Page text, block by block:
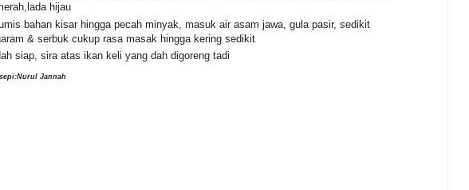
hijau
bahan kisar hingga pecah minyak, masuk air asam jawa, gula pasir, sedikit
& serbuk cukup rasa masak hingga kering sedikit
siap, sira atas ikan keli yang dah digoreng tadi
Jannah